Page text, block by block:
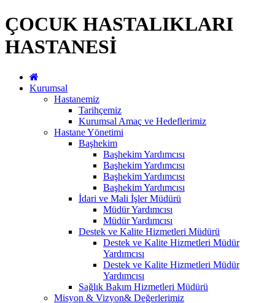
ÇOCUK HASTALIKLARI
HASTANESİ
Kurumsal
Hastanemiz
Tarihçemiz
Kurumsal Amaç ve Hedeflerimiz
Hastane Yönetimi
Başhekim
Başhekim Yardımcısı
Başhekim Yardımcısı
Başhekim Yardımcısı
Başhekim Yardımcısı
İdari ve Mali İşler Müdürü
Müdür Yardımcısı
Müdür Yardımcısı
Destek ve Kalite Hizmetleri Müdürü
Destek ve Kalite Hizmetleri Müdür
Yardımcısı
Destek ve Kalite Hizmetleri Müdür
Yardımcısı
Sağlık Bakım Hizmetleri Müdürü
Misyon & Vizyon& Değerlerimiz